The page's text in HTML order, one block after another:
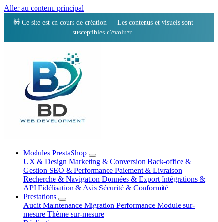
Aller au contenu principal
🚧 Ce site est en cours de création — Les contenus et visuels sont
susceptibles d'évoluer.
Modules PrestaShop
UX & Design Marketing & Conversion Back-office &
Gestion SEO & Performance Paiement & Livraison
Recherche & Navigation Données & Export Intégrations &
API Fidélisation & Avis Sécurité & Conformité
Prestations
Audit Maintenance Migration Performance Module sur-
mesure Thème sur-mesure